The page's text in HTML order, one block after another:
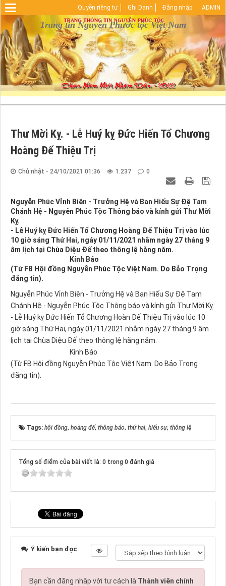
Warning: Undefined array key "HTTP_REFERER" in
D:\vhosts\nguyenphuoctoc.info\httpdocs\index.phpon line 29
Trang tin Nguyễn Phước tộc Việt Nam
Quyền riêng tư Ghi Danh Đăng nhập ADMIN
Thư Mời Kỵ. - Lễ Huý kỵ Đức Hiến Tổ Chương
Hoàng Đế Thiệu Trị
Chủ nhật - 24/10/2021 01:36 1.237 0
Nguyễn Phúc Vỉnh Biên - Trưởng Hệ và Ban Hiếu Sự Đệ Tam
Chánh Hệ - Nguyễn Phúc Tộc Thông báo và kính gửi Thư Mời
Kỵ.
- Lễ Huý kỵ Đức Hiến Tổ Chương Hoàng Đế Thiệu Trị vào lúc
10 giờ sáng Thứ Hai, ngáy 01/11/2021 nhằm ngày 27 tháng 9
âm lịch tại Chùa Diệu Đế theo thông lệ hằng năm.
Kính Báo
(Từ FB Hội đồng Nguyễn Phúc Tộc Việt Nam. Do Bảo Trọng
đăng tin).
Nguyễn Phúc Vỉnh Biên - Trưởng Hệ và Ban Hiếu Sự Đệ Tam
Chánh Hệ - Nguyễn Phúc Tộc Thông báo và kính gửi Thư Mời Kỵ.
- Lễ Huý kỵ Đức Hiến Tổ Chương Hoàn Đế Thiệu Trị vào lúc 10
giờ sáng Thứ Hai, ngáy 01/11/2021 nhằm ngày 27 tháng 9 âm
lịch tại Chùa Diệu Đế theo thông lệ hằng năm.
Kính Báo
(Từ FB Hội đồng Nguyễn Phúc Tộc Việt Nam. Do Bảo Trọng
đăng tin).
Tags: hội đồng, hoàng đế, thông báo, thứ hai, hiếu sự, thông lệ
Tổng số điểm của bài viết là: 0 trong 0 đánh giá
Ý kiến bạn đọc
Bạn cần đăng nhập với tư cách là Thành viên chính